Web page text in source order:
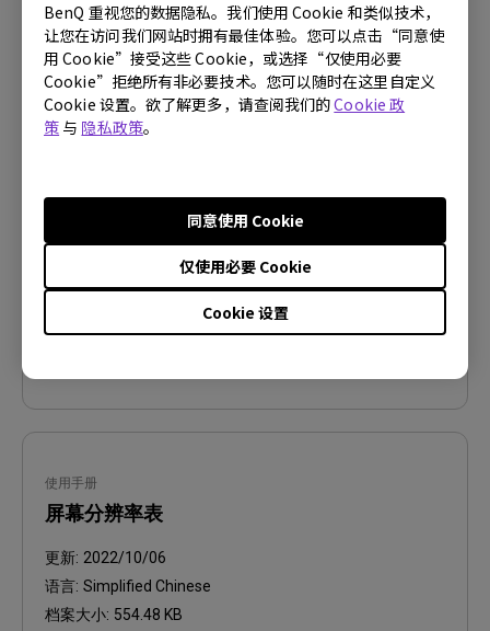
BenQ 重视您的数据隐私。我们使用 Cookie 和类似技术，
让您在访问我们网站时拥有最佳体验。您可以点击“同意使
用 Cookie”接受这些 Cookie，或选择“仅使用必要
Cookie”拒绝所有非必要技术。您可以随时在这里自定义
Cookie 设置。欲了解更多，请查阅我们的Cookie 政
策 与 隐私政策。
Cookie 设置
仅使用必要 Cookie
同意使用 Cookie
使用手册
版本:
使用手册
屏幕分辨率表
更新: 2022/10/06
语言: Simplified Chinese
档案大小: 554.48 KB